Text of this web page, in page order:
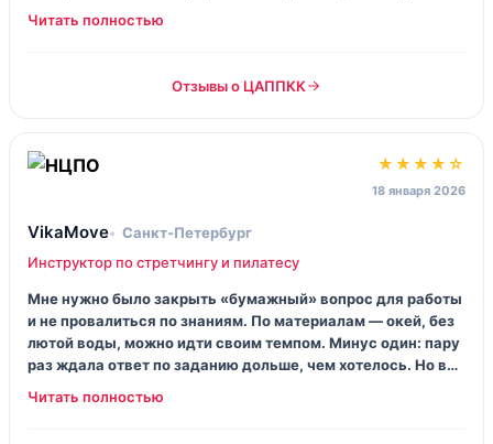
Отзывы о ЦАППКК
★★★★☆
18 января 2026
VikaMove
Санкт‑Петербург
Инструктор по стретчингу и пилатесу
Мне нужно было закрыть «бумажный» вопрос для работы
и не провалиться по знаниям. По материалам — окей, без
лютой воды, можно идти своим темпом. Минус один: пару
раз ждала ответ по заданию дольше, чем хотелось. Но в